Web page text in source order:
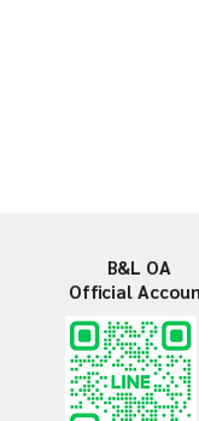
B&L OA
Official